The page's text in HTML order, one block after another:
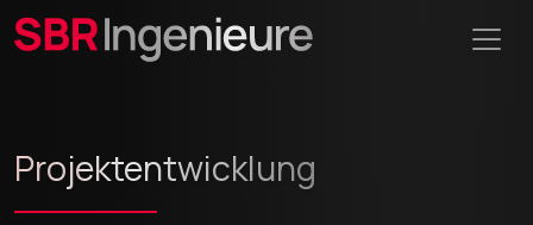
Projektentwicklung